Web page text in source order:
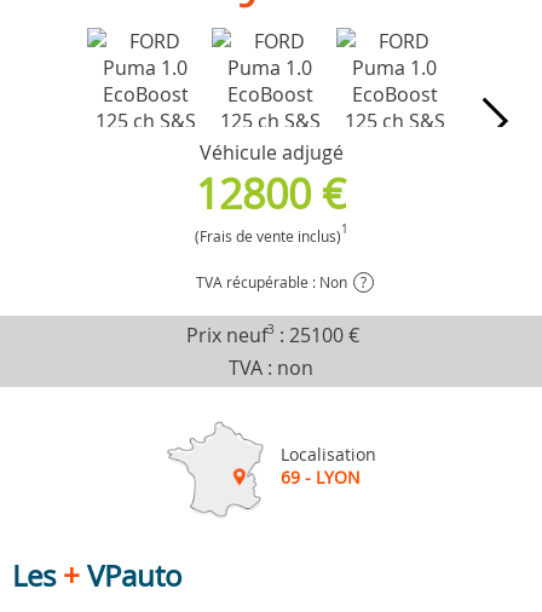
Véhicule adjugé
12800 €
(Frais de vente inclus)1
TVA récupérable : Non ?
Prix neuf3 : 25100 €
TVA : non
Localisation
69 - LYON
Les+VPauto